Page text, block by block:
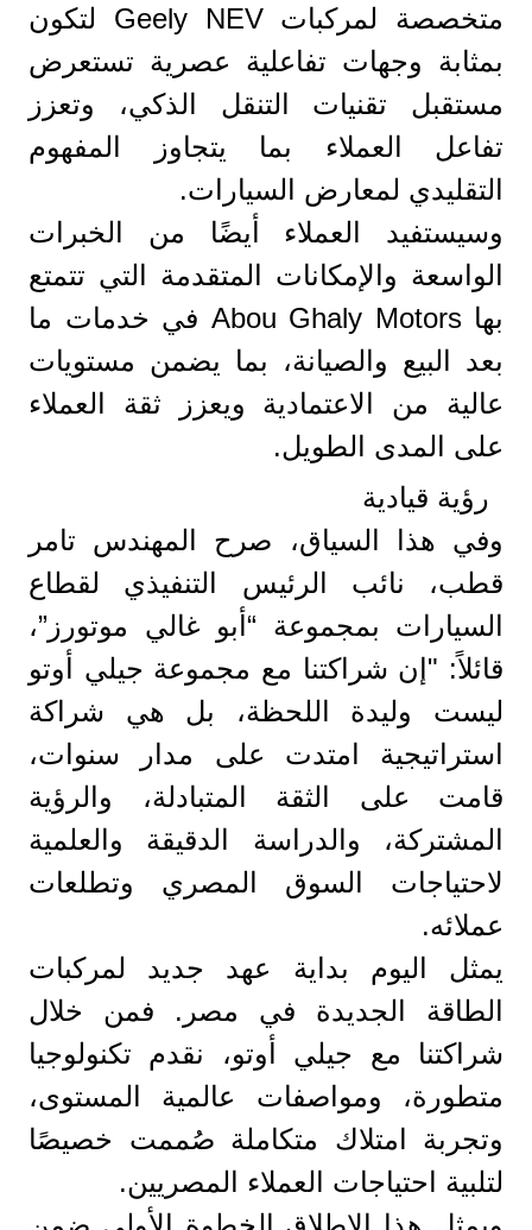
متخصصة لمركبات Geely NEV لتكون
بمثابة وجهات تفاعلية عصرية تستعرض
مستقبل تقنيات التنقل الذكي، وتعزز
تفاعل العملاء بما يتجاوز المفهوم
التقليدي لمعارض السيارات.
وسيستفيد العملاء أيضًا من الخبرات
الواسعة والإمكانات المتقدمة التي تتمتع
بها Abou Ghaly Motors في خدمات ما
بعد البيع والصيانة، بما يضمن مستويات
عالية من الاعتمادية ويعزز ثقة العملاء
على المدى الطويل.
رؤية قيادية
وفي هذا السياق، صرح المهندس تامر
قطب، نائب الرئيس التنفيذي لقطاع
السيارات بمجموعة “أبو غالي موتورز”،
قائلاً: "إن شراكتنا مع مجموعة جيلي أوتو
ليست وليدة اللحظة، بل هي شراكة
استراتيجية امتدت على مدار سنوات،
قامت على الثقة المتبادلة، والرؤية
المشتركة، والدراسة الدقيقة والعلمية
لاحتياجات السوق المصري وتطلعات
عملائه.
يمثل اليوم بداية عهد جديد لمركبات
الطاقة الجديدة في مصر. فمن خلال
شراكتنا مع جيلي أوتو، نقدم تكنولوجيا
متطورة، ومواصفات عالمية المستوى،
وتجربة امتلاك متكاملة صُممت خصيصًا
لتلبية احتياجات العملاء المصريين.